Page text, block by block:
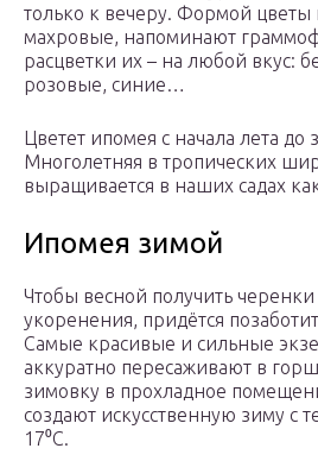
только к вечеру. Формой
махровые, напоминают
расцветки их – на любой вкус:
розовые, синие…
Цветет ипомея с начала лета до
Многолетняя в тропических
выращивается в наших садах
Ипомея зимой
Чтобы весной получить
укоренения, придётся
Самые красивые и сильные
аккуратно пересаживают в
зимовку в прохладное
создают искусственную зиму с
17⁰C.